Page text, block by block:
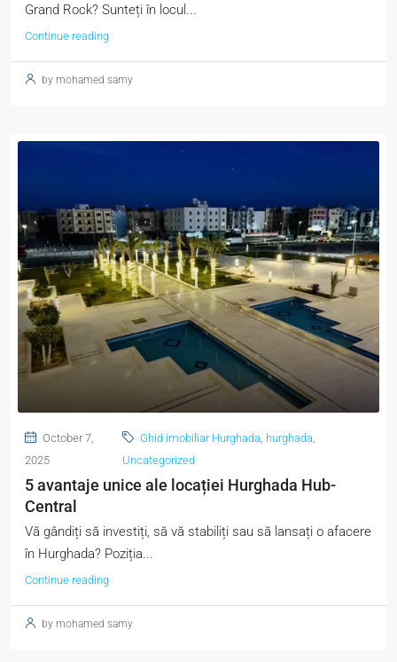
Grand Rock? Sunteți în locul...
Continue reading
by mohamed samy
October 7,
2025
Ghid imobiliar Hurghada hurghada
Uncategorized
5 avantaje unice ale locației Hurghada Hub-
Central
Vă gândiți să investiți, să vă stabiliți sau să lansați o afacere
în Hurghada? Poziția...
Continue reading
by mohamed samy